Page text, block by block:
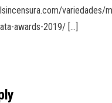
variedades/
awards-2019/ […]